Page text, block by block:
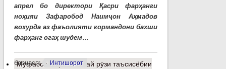
апрел бо директори Қасри фарҳанги
ноҳияи Зафаробод Наимҷон Аҳмадов
вохурда аз фаъолияти кормандони бахши
фарҳанг огаҳ шудем...
барчасп: Интишорот
Муфассалтаро 27-май рӯзи таъсисёбии